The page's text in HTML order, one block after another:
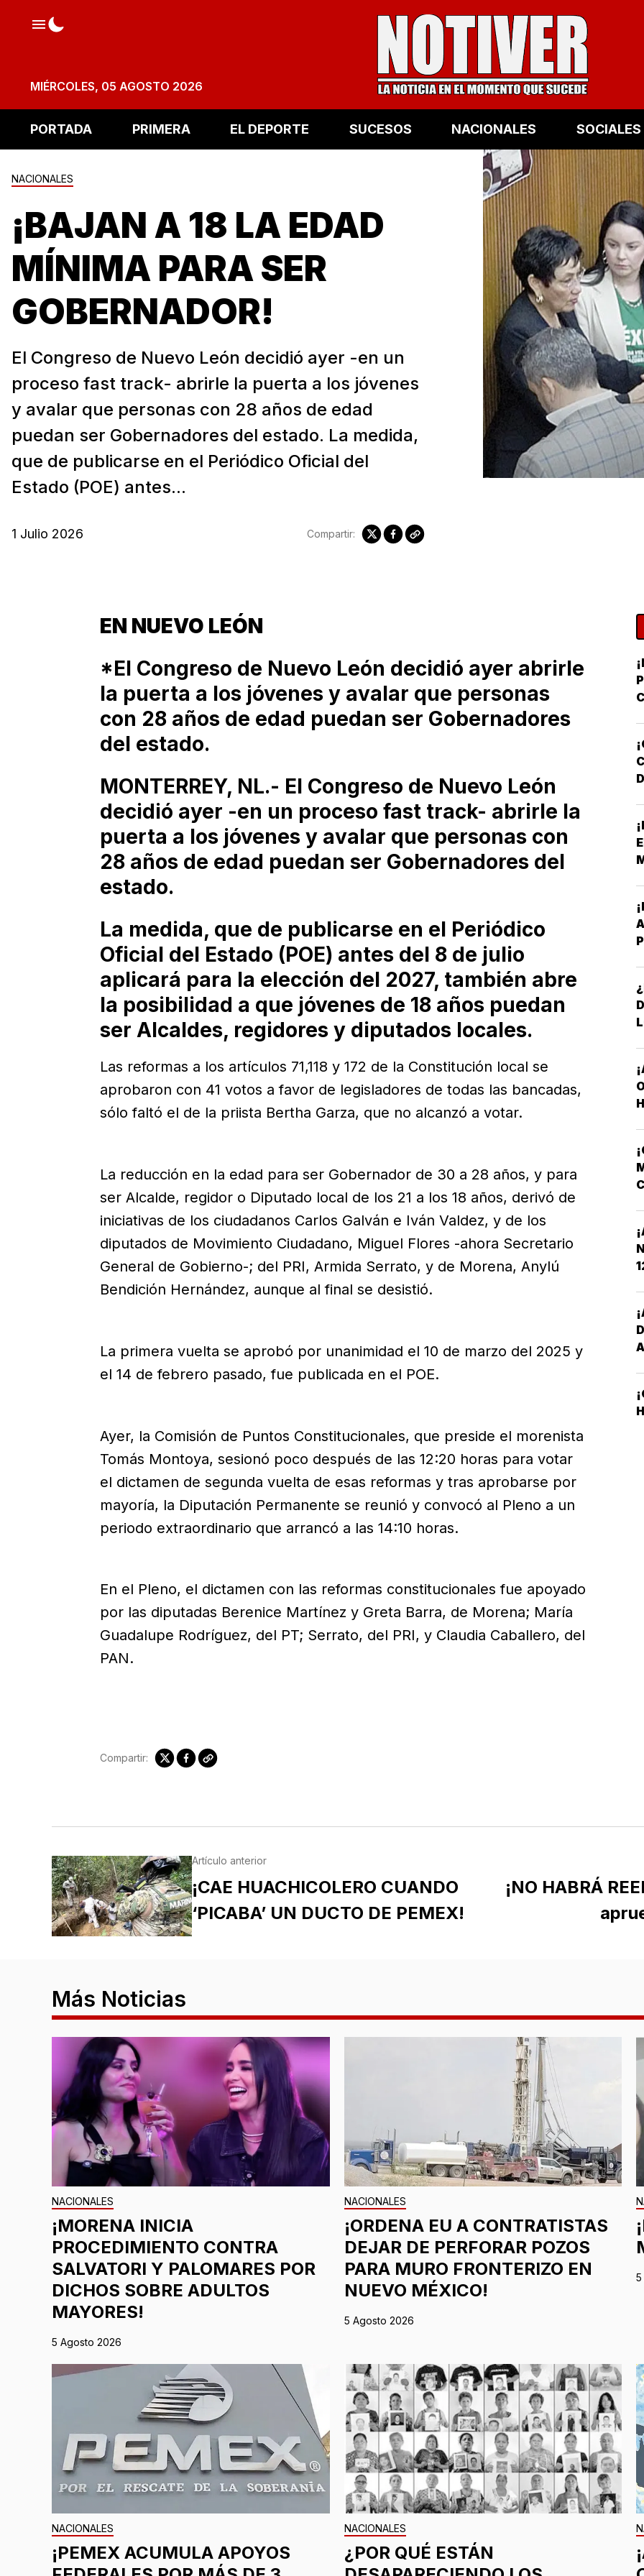
MIÉRCOLES, 05 AGOSTO 2026
PORTADA PRIMERA EL DEPORTE SUCESOS NACIONALES SOCIALES
NACIONALES
¡BAJAN A 18 LA EDAD
MÍNIMA PARA SER
GOBERNADOR!
El Congreso de Nuevo León decidió ayer -en un
proceso fast track- abrirle la puerta a los jóvenes
y avalar que personas con 28 años de edad
puedan ser Gobernadores del estado. La medida,
que de publicarse en el Periódico Oficial del
Estado (POE) antes...
1 Julio 2026 Compartir:
EN NUEVO LEÓN
*El Congreso de Nuevo León decidió ayer abrirle
la puerta a los jóvenes y avalar que personas
con 28 años de edad puedan ser Gobernadores
del estado.
MONTERREY, NL.- El Congreso de Nuevo León
decidió ayer -en un proceso fast track- abrirle la
puerta a los jóvenes y avalar que personas con
28 años de edad puedan ser Gobernadores del
estado.
La medida, que de publicarse en el Periódico
Oficial del Estado (POE) antes del 8 de julio
aplicará para la elección del 2027, también abre
la posibilidad a que jóvenes de 18 años puedan
ser Alcaldes, regidores y diputados locales.
Las reformas a los artículos 71,118 y 172 de la Constitución local se
aprobaron con 41 votos a favor de legisladores de todas las bancadas,
sólo faltó el de la priista Bertha Garza, que no alcanzó a votar.
La reducción en la edad para ser Gobernador de 30 a 28 años, y para
ser Alcalde, regidor o Diputado local de los 21 a los 18 años, derivó de
iniciativas de los ciudadanos Carlos Galván e Iván Valdez, y de los
diputados de Movimiento Ciudadano, Miguel Flores -ahora Secretario
General de Gobierno-; del PRI, Armida Serrato, y de Morena, Anylú
Bendición Hernández, aunque al final se desistió.
La primera vuelta se aprobó por unanimidad el 10 de marzo del 2025 y
el 14 de febrero pasado, fue publicada en el POE.
Ayer, la Comisión de Puntos Constitucionales, que preside el morenista
Tomás Montoya, sesionó poco después de las 12:20 horas para votar
el dictamen de segunda vuelta de esas reformas y tras aprobarse por
mayoría, la Diputación Permanente se reunió y convocó al Pleno a un
periodo extraordinario que arrancó a las 14:10 horas.
En el Pleno, el dictamen con las reformas constitucionales fue apoyado
por las diputadas Berenice Martínez y Greta Barra, de Morena; María
Guadalupe Rodríguez, del PT; Serrato, del PRI, y Claudia Caballero, del
PAN.
Compartir:
Artículo anterior
¡CAE HUACHICOLERO CUANDO
‘PICABA’ UN DUCTO DE PEMEX!
¡NO HABRÁ
Más Noticias
NACIONALES
¡MORENA INICIA
PROCEDIMIENTO CONTRA
SALVATORI Y PALOMARES POR
DICHOS SOBRE ADULTOS
MAYORES!
5 Agosto 2026
NACIONALES
¡ORDENA EU A CONTRATISTAS
DEJAR DE PERFORAR POZOS
PARA MURO FRONTERIZO EN
NUEVO MÉXICO!
5 Agosto 2026
NACIONALES
¡PEMEX ACUMULA APOYOS
NACIONALES
¿POR QUÉ ESTÁN